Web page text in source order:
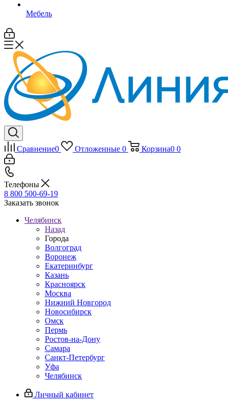
Мебель
Сравнение0 Отложенные 0 Корзина0 0
Телефоны
8 800 500-69-19
Заказать звонок
Челябинск
Назад
Города
Волгоград
Воронеж
Екатеринбург
Казань
Красноярск
Москва
Нижний Новгород
Новосибирск
Омск
Пермь
Ростов-на-Дону
Самара
Санкт-Петербург
Уфа
Челябинск
Личный кабинет